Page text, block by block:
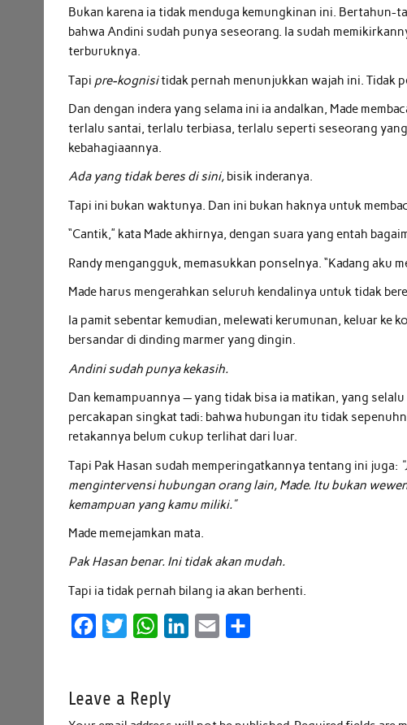
Bukan karena ia tidak menduga kemungkinan ini.
bahwa Andini sudah punya seseorang. Ia sudah
terburuknya.
Tapi pre-kognisitidak pernah menunjukkan wajah ini. Tidak
Dan dengan indera yang selama ini ia andalkan, Made
terlalu santai, terlalu terbiasa, terlalu seperti seseorang
kebahagiaannya.
Ada yang tidak beres di sini, bisik inderanya.
Tapi ini bukan waktunya. Dan ini bukan haknya untuk
“Cantik,” kata Made akhirnya, dengan suara yang entah
Randy mengangguk, memasukkan ponselnya. “Kadang aku
Made harus mengerahkan seluruh kendalinya untuk tidak
Ia pamit sebentar kemudian, melewati kerumunan, keluar
bersandar di dinding marmer yang dingin.
Andini sudah punya kekasih.
Dan kemampuannya — yang tidak bisa ia matikan, yang
percakapan singkat tadi: bahwa hubungan itu tidak
retakannya belum cukup terlihat dari luar.
Tapi Pak Hasan sudah memperingatkannya tentang ini juga:
mengintervensi hubungan orang lain, Made. Itu bukan
kemampuan yang kamu miliki.”
Made memejamkan mata.
Pak Hasan benar. Ini tidak akan mudah.
Tapi ia tidak pernah bilang ia akan berhenti.
e
W
Leave a Reply